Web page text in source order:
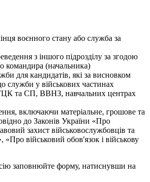
воєнного стану або служба за
з іншого підрозділу за згодою
командира (начальника)
для кандидатів, які за висновком
служби у військових частинах
та СП, ВВНЗ, навчальних центрах
включаючи матеріальне, грошове та
до Законів України «Про
захист військовослужбовців та
«Про військовий обов'язок і військову
заповнюйте форму, натиснувши на